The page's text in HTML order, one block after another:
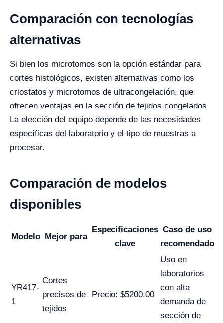
Comparación con tecnologías
alternativas
Si bien los microtomos son la opción estándar para
cortes histológicos, existen alternativas como los
criostatos y microtomos de ultracongelación, que
ofrecen ventajas en la sección de tejidos congelados.
La elección del equipo depende de las necesidades
específicas del laboratorio y el tipo de muestras a
procesar.
Comparación de modelos
disponibles
Modelo Mejor para
Especificaciones
clave
Caso de uso
recomendado
YR417-
1
Cortes
precisos de
tejidos
Precio: $5200.00
Uso en
laboratorios
con alta
demanda de
sección de